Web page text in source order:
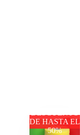
DE HASTA EL
50%